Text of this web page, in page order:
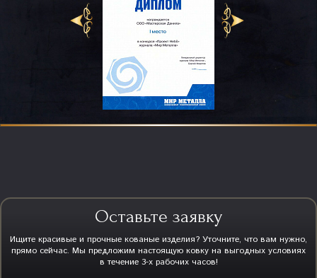
Оставьте заявку
Ищите красивые и прочные кованые изделия? Уточните, что вам нужно,
прямо сейчас. Мы предложим настоящую ковку на выгодных условиях
в течение 3-х рабочих часов!